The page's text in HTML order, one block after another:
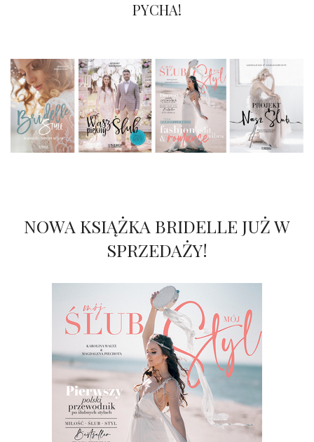
PYCHA!
NOWA KSIĄŻKA BRIDELLE JUŻ W
SPRZEDAŻY!